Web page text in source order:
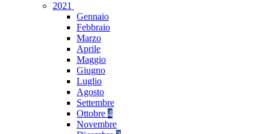
2021
Gennaio
Febbraio
Marzo
Aprile
Maggio
Giugno
Luglio
Agosto
Settembre
Ottobre 4
Novembre